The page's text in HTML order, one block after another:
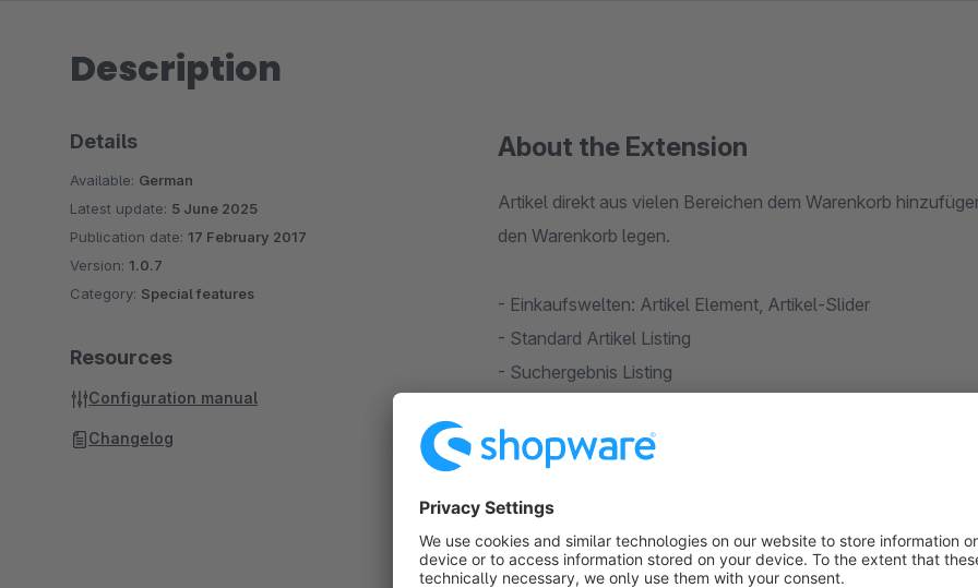
Description
About the Extension
Artikel direkt aus vielen Bereichen dem Warenkorb
den Warenkorb legen.
- Einkaufswelten: Artikel Element, Artikel-Slider
- Standard Artikel Listing
- Suchergebnis Listing
Bei Varianten Artikeln kann in einem separaten Fenster der
Artikelbild, Preis, Anzahl, Variantenoptionen
Jede Komponente kann dabei aktiviert bzw. deaktiviert
Details
Available: German
Latest update: 5 June 2025
Publication date: 17 February 2017
Version: 1.0.7
Category: Special features
Resources
Configuration manual
Changelog